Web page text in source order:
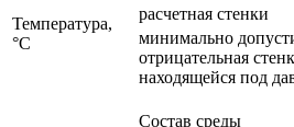
Температура,
°С
расчетная стенки
минимально
отрицательная
находящейся под
Состав среды